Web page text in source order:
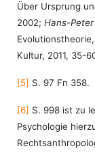
Über Ursprung
2002; Hans-
Kultur, 2011, 35-
[5] S. 97 Fn 358.
[6] S. 998 ist zu
Psychologie